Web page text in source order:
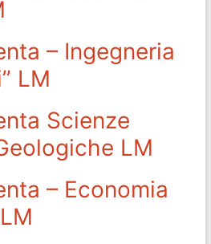
– Ingegneria
LM
Scienze
LM
– Economia